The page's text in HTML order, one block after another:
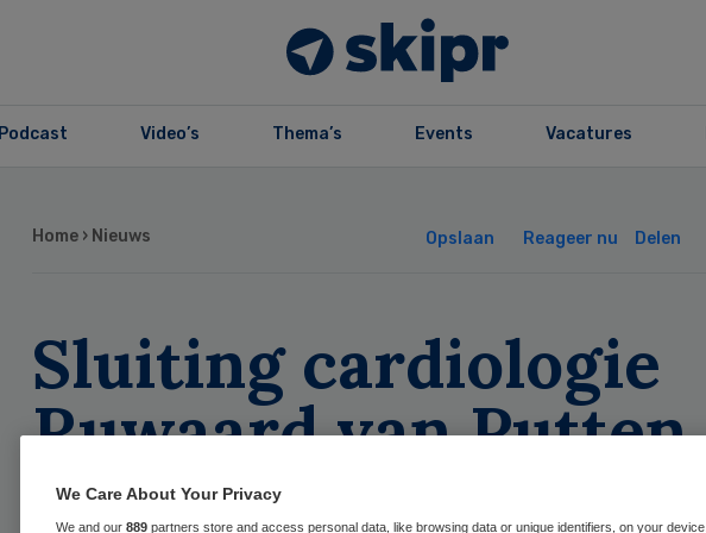
Podcast Video’s Thema’s Events Vacatures
Home › Nieuws Opslaan Reageer nu Delen
Sluiting cardiologie
Ruwaard van Putten
was terecht
We Care About Your Privacy
We and our 889 partners store and access personal data, like browsing data or unique identifiers, on your device.